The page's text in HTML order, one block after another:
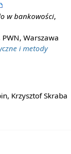
w bankowości,
PWN, Warszawa
i metody
Krzysztof Skraba